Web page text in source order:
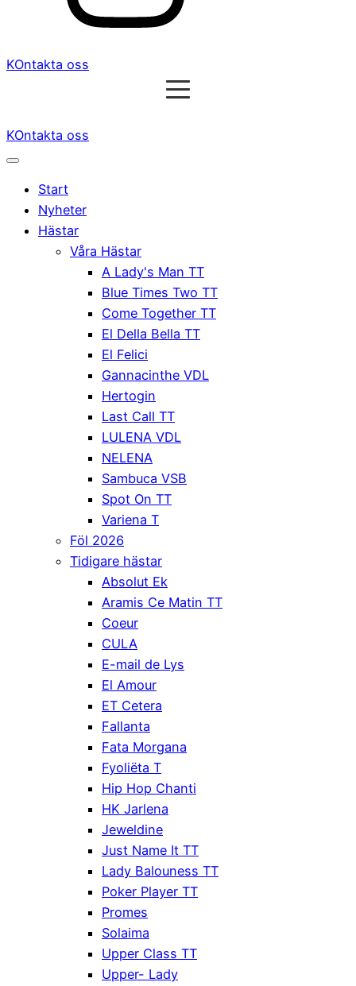
KOntakta oss
KOntakta oss
Start
Nyheter
Hästar
Våra Hästar
A Lady's Man TT
Blue Times Two TT
Come Together TT
El Della Bella TT
El Felici
Gannacinthe VDL
Hertogin
Last Call TT
LULENA VDL
NELENA
Sambuca VSB
Spot On TT
Variena T
Föl 2026
Tidigare hästar
Absolut Ek
Aramis Ce Matin TT
Coeur
CULA
E-mail de Lys
El Amour
ET Cetera
Fallanta
Fata Morgana
Fyoliëta T
Hip Hop Chanti
HK Jarlena
Jeweldine
Just Name It TT
Lady Balouness TT
Poker Player TT
Promes
Solaima
Upper Class TT
Upper- Lady